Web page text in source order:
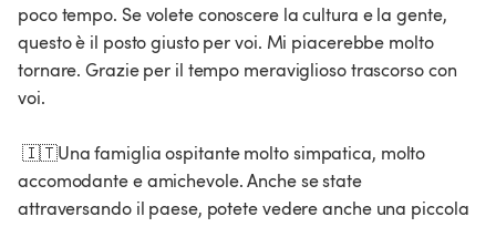
poco tempo. Se volete conoscere la cultura e la gente,
questo è il posto giusto per voi. Mi piacerebbe molto
tornare. Grazie per il tempo meraviglioso trascorso con
voi.
accomodante e amichevole. Anche se state
attraversando il paese, potete vedere anche una piccola